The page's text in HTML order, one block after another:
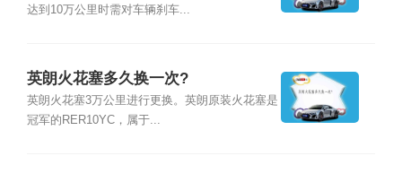
达到10万公里时需对车辆刹车...
英朗火花塞多久换一次?
英朗火花塞3万公里进行更换。英朗原装火花塞是
冠军的RER10YC，属于...